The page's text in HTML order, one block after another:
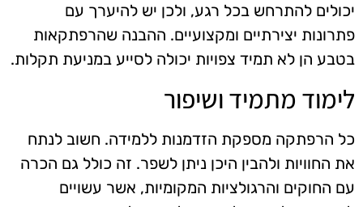
יכולים להתרחש בכל רגע, ולכן יש להיערך עם
פתרונות יצירתיים ומקצועיים. ההבנה שהרפתקאות
בטבע הן לא תמיד צפויות יכולה לסייע במניעת תקלות.
לימוד מתמיד ושיפור
כל הרפתקה מספקת הזדמנות ללמידה. חשוב לנתח
את החוויות ולהבין היכן ניתן לשפר. זה כולל גם הכרה
עם החוקים והרגולציות המקומיות, אשר עשויים